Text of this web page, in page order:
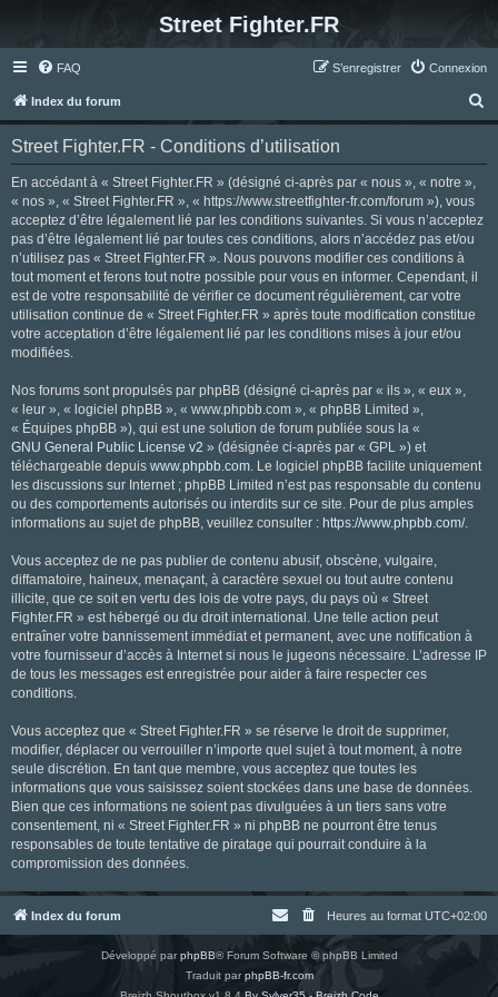
Street Fighter.FR
FAQ Connexion
S’enregistrer
Index du forum
e
Street Fighter.FR - Conditions d’utilisation
En accédant à « Street Fighter.FR » (désigné ci-après par « nous », « notre »,
« nos », « Street Fighter.FR », « https://www.streetfighter-fr.com/forum »), vous
acceptez d’être légalement lié par les conditions suivantes. Si vous n’acceptez
pas d’être légalement lié par toutes ces conditions, alors n’accédez pas et/ou
n’utilisez pas « Street Fighter.FR ». Nous pouvons modifier ces conditions à
tout moment et ferons tout notre possible pour vous en informer. Cependant, il
est de votre responsabilité de vérifier ce document régulièrement, car votre
utilisation continue de « Street Fighter.FR » après toute modification constitue
votre acceptation d’être légalement lié par les conditions mises à jour et/ou
modifiées.
Nos forums sont propulsés par phpBB (désigné ci-après par « ils », « eux »,
« leur », « logiciel phpBB », « www.phpbb.com », « phpBB Limited »,
« Équipes phpBB »), qui est une solution de forum publiée sous la «
GNU General Public License v2 » (désignée ci-après par « GPL ») et
téléchargeable depuis www.phpbb.com. Le logiciel phpBB facilite uniquement
les discussions sur Internet ; phpBB Limited n’est pas responsable du contenu
ou des comportements autorisés ou interdits sur ce site. Pour de plus amples
informations au sujet de phpBB, veuillez consulter : https://www.phpbb.com/.
Vous acceptez de ne pas publier de contenu abusif, obscène, vulgaire,
diffamatoire, haineux, menaçant, à caractère sexuel ou tout autre contenu
illicite, que ce soit en vertu des lois de votre pays, du pays où « Street
Fighter.FR » est hébergé ou du droit international. Une telle action peut
entraîner votre bannissement immédiat et permanent, avec une notification à
votre fournisseur d’accès à Internet si nous le jugeons nécessaire. L’adresse IP
de tous les messages est enregistrée pour aider à faire respecter ces
conditions.
Vous acceptez que « Street Fighter.FR » se réserve le droit de supprimer,
modifier, déplacer ou verrouiller n’importe quel sujet à tout moment, à notre
seule discrétion. En tant que membre, vous acceptez que toutes les
informations que vous saisissez soient stockées dans une base de données.
Bien que ces informations ne soient pas divulguées à un tiers sans votre
consentement, ni « Street Fighter.FR » ni phpBB ne pourront être tenus
responsables de toute tentative de piratage qui pourrait conduire à la
compromission des données.
Index du forum Heures au format UTC+02:00
Développé parphpBB® Forum Software © phpBB Limited
Traduit parphpBB-fr.com